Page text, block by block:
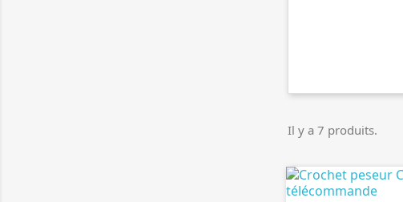
Il y a 7 produits.